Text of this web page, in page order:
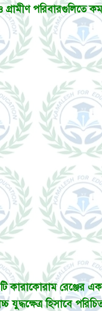
পরিবারগুলিতে
কারাকোরাম রেঞ্জের
যুদ্ধক্ষেত্র হিসাবে